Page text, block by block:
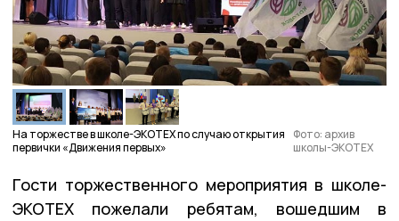
На торжестве в школе-ЭКОТЕХ по случаю открытия
первички «Движения первых»
Фото: архив
школы-ЭКОТЕХ
Гости торжественного мероприятия в школе-
ЭКОТЕХ пожелали ребятам, вошедшим в